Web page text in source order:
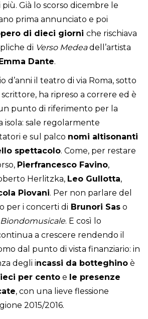
Già lo scorso dicembre le
prima annunciato e poi
di dieci giorni che rischiava
di Verso Medeadell’artista
Dante.
d’anni il teatro di via Roma, sotto
ha ripreso a correre ed è
punto di riferimento per la
isola: sale regolarmente
e sul palco nomi altisonanti
spettacolo. Come, per restare
Pierfrancesco Favino,
Herlitzka, Leo Gullotta,
Piovani. Per non parlare del
per i concerti di Brunori Sas o
Biondomusicale. E così lo
a crescere rendendo il
dal punto di vista finanziario: in
degli incassi da botteghino è
per cento e le presenze
, con una lieve flessione
2015/2016.